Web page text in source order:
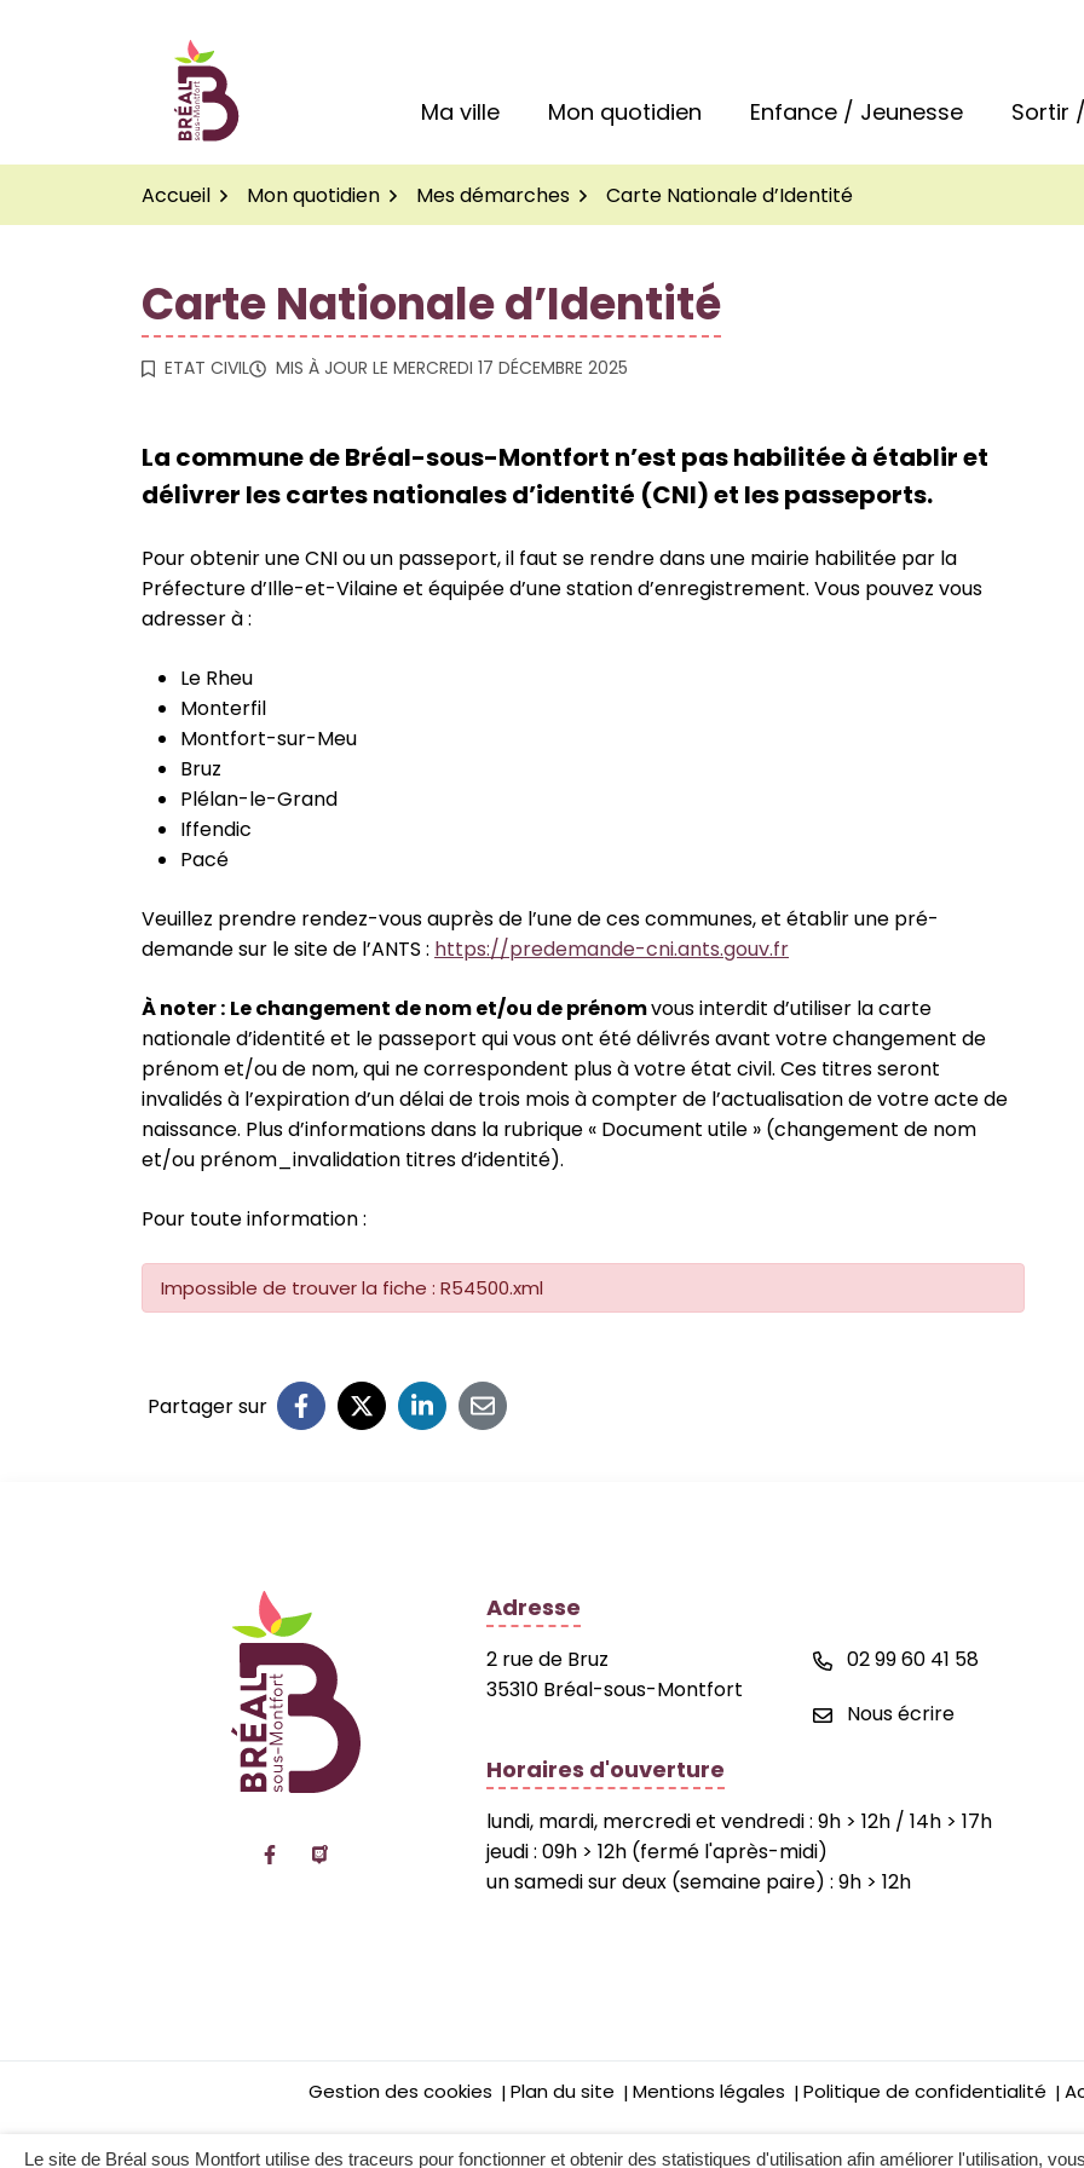
Le site de Bréal sous Montfort utilise des traceurs pour fonctionner et obtenir des statistiques d'utilisation afin améliorer l'utilisation, vous
Ma ville Mon quotidien Enfance / Jeunesse Sortir
Accueil Mon quotidien Mes démarches Carte Nationale d’Identité
Carte Nationale d’Identité
ETAT CIVIL MIS À JOUR LE MERCREDI 17 DÉCEMBRE 2025
La commune de Bréal-sous-Montfort n’est pas habilitée à établir et
délivrer les cartes nationales d’identité (CNI) et les passeports.
Pour obtenir une CNI ou un passeport, il faut se rendre dans une mairie habilitée par la
Préfecture d’Ille-et-Vilaine et équipée d’une station d’enregistrement. Vous pouvez vous
adresser à :
Le Rheu
Monterfil
Montfort-sur-Meu
Bruz
Plélan-le-Grand
Iffendic
Pacé
Veuillez prendre rendez-vous auprès de l’une de ces communes, et établir une pré-
demande sur le site de l’ANTS : https://predemande-cni.ants.gouv.fr
Ànoter : Le changement de nom et/ou de prénomvous interdit d’utiliser la carte
nationale d’identité et le passeport qui vous ont été délivrés avant votre changement de
prénom et/ou de nom, qui ne correspondent plus à votre état civil. Ces titres seront
invalidés à l’expiration d’un délai de trois mois à compter de l’actualisation de votre acte de
naissance. Plus d’informations dans la rubrique « Document utile » (changement de nom
et/ou prénom_invalidation titres d’identité).
Pour toute information :
Impossible de trouver la fiche : R54500.xml
Partager sur
Logo Site officiel de la commune de Bréal-sous-Montfort
Lien vers le compte Facebook
Lien vers la page PanneauPocket
Adresse
2 rue de Bruz
35310 Bréal-sous-Montfort
02 99 60 41 58
Nous écrire
Horaires d'ouverture
lundi, mardi, mercredi et vendredi : 9h > 12h / 14h > 17h
jeudi : 09h > 12h (fermé l'après-midi)
un samedi sur deux (semaine paire) : 9h > 12h
Gestion des cookies Plan du site Mentions légales Politique de confidentialité